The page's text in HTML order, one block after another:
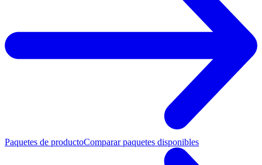
Paquetes de productoComparar paquetes disponibles